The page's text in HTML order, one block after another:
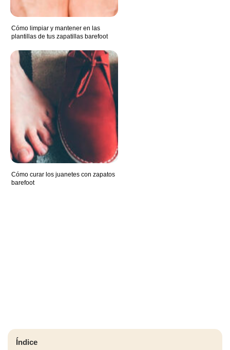
Cómo limpiar y mantener en las
plantillas de tus zapatillas barefoot
Cómo curar los juanetes con zapatos
barefoot
Índice